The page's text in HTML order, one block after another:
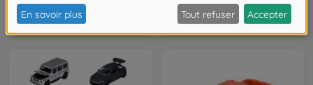
8503712002
€11.99
8503105002
€19.99